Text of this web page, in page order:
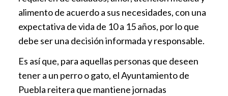
alimento de acuerdo a sus necesidades, con una
expectativa de vida de 10 a 15 años, por lo que
debe ser una decisión informada y responsable.
Es así que, para aquellas personas que deseen
tener a un perro o gato, el Ayuntamiento de
Puebla reitera que mantiene jornadas